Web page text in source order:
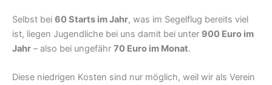
Selbst bei 60 Starts im Jahr, was im Segelflug bereits viel
ist, liegen Jugendliche bei uns damit bei unter 900 Euro im
Jahr – also bei ungefähr 70 Euro im Monat.
Diese niedrigen Kosten sind nur möglich, weil wir als Verein